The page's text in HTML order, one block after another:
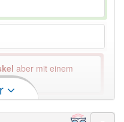
aber mit einem
den Artikel